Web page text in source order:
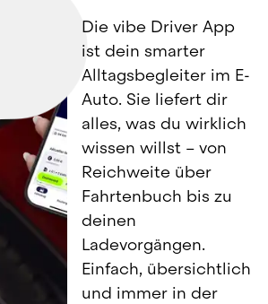
Die vibe Driver App
ist dein smarter
Alltagsbegleiter im E-
Auto. Sie liefert dir
alles, was du wirklich
wissen willst – von
Reichweite über
Fahrtenbuch bis zu
deinen
Ladevorgängen.
Einfach, übersichtlich
und immer in der